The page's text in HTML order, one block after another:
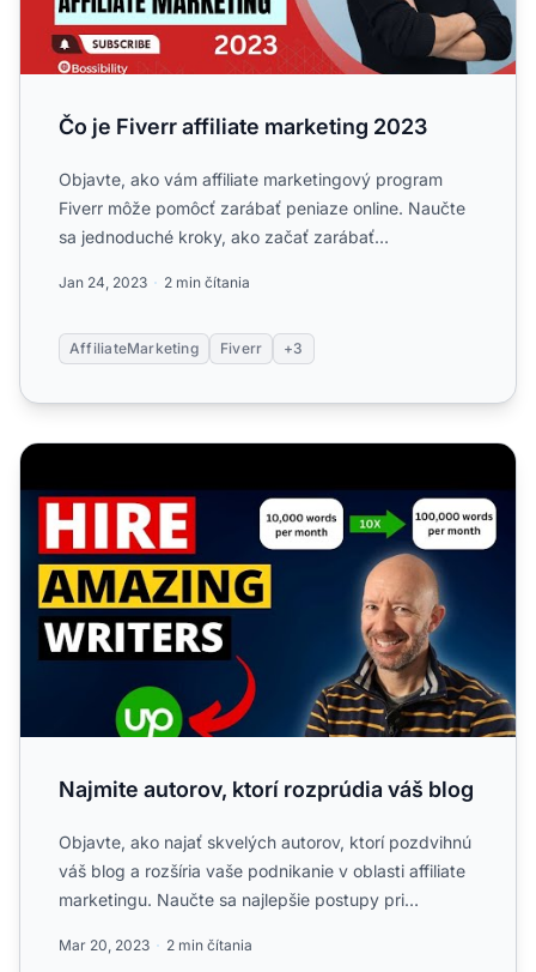
Čo je Fiverr affiliate marketing 2023
Objavte, ako vám affiliate marketingový program
Fiverr môže pomôcť zarábať peniaze online. Naučte
sa jednoduché kroky, ako začať zarábať
Jan 24, 2023 2 min čítania
AffiliateMarketing Fiverr +3
Najmite autorov, ktorí rozprúdia váš blog
Najmite autorov, ktorí rozprúdia váš blog
Objavte, ako najať skvelých autorov, ktorí pozdvihnú
váš blog a rozšíria vaše podnikanie v oblasti affiliate
marketingu. Naučte sa najlepšie postupy pri
Mar 20, 2023 2 min čítania